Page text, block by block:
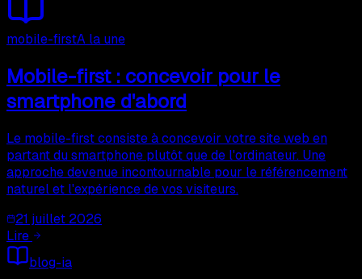
mobile-firstA la une
Mobile-first : concevoir pour le
smartphone d'abord
Le mobile-first consiste à concevoir votre site web en
partant du smartphone plutôt que de l'ordinateur. Une
approche devenue incontournable pour le référencement
naturel et l'expérience de vos visiteurs.
21 juillet 2026
Lire
blog-ia